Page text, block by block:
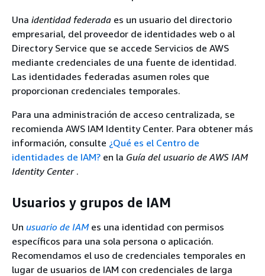
Una identidad federada es un usuario del directorio
empresarial, del proveedor de identidades web o al
Directory Service que se accede Servicios de AWS
mediante credenciales de una fuente de identidad.
Las identidades federadas asumen roles que
proporcionan credenciales temporales.
Para una administración de acceso centralizada, se
recomienda AWS IAM Identity Center. Para obtener más
información, consulte ¿Qué es el Centro de
identidades de IAM? en la Guía del usuario de AWS IAM
Identity Center .
Usuarios y grupos de IAM
Un usuario de IAMes una identidad con permisos
específicos para una sola persona o aplicación.
Recomendamos el uso de credenciales temporales en
lugar de usuarios de IAM con credenciales de larga